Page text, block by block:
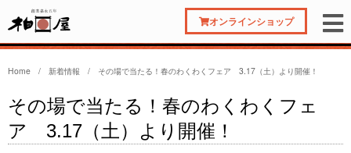
オンラインショップ
Home / 新着情報 / その場で当たる！春のわくわくフェア 3.17（土）より開催！
その場で当たる！春のわくわくフェ
ア 3.17（土）より開催！